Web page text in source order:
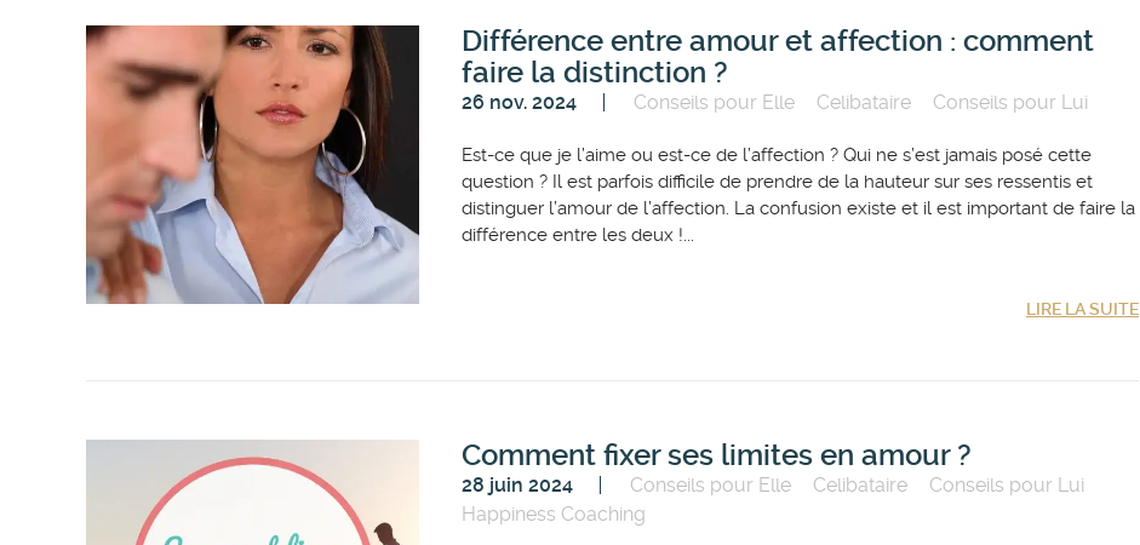
Différence entre amour et affection : comment
faire la distinction ?
26 nov. 2024 Conseils pour Elle Celibataire Conseils pour Lui
Est-ce que je l’aime ou est-ce de l’affection ? Qui ne s’est jamais posé cette
question ? Il est parfois difficile de prendre de la hauteur sur ses ressentis et
distinguer l’amour de l’affection. La confusion existe et il est important de faire la
différence entre les deux !...
LIRE LA SUITE
Comment fixer ses limites en amour ?
28 juin 2024 Conseils pour Elle Celibataire
Conseils pour Lui
Happiness Coaching